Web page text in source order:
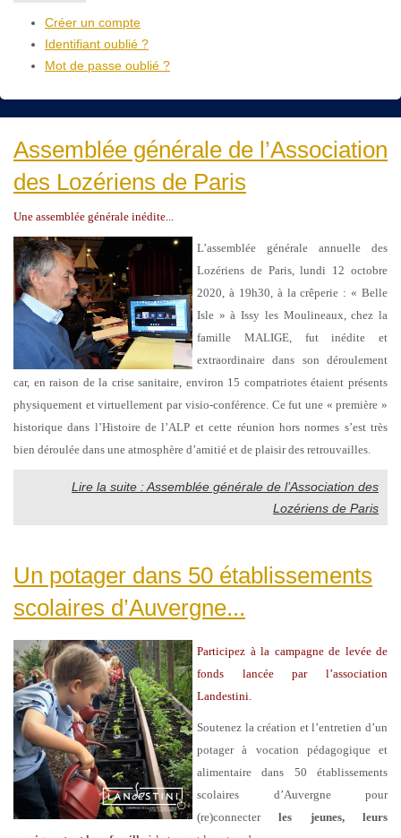
Créer un compte
Identifiant oublié ?
Mot de passe oublié ?
Assemblée générale de l’Association
des Lozériens de Paris
Une assemblée générale inédite...
L’assemblée générale annuelle des
Lozériens de Paris, lundi 12 octobre
2020, à 19h30, à la crêperie : « Belle
Isle » à Issy les Moulineaux, chez la
famille MALIGE, fut inédite et
extraordinaire dans son déroulement
car, en raison de la crise sanitaire, environ 15 compatriotes étaient présents
physiquement et virtuellement par visio-conférence. Ce fut une « première »
historique dans l’Histoire de l’ALP et cette réunion hors normes s’est très
bien déroulée dans une atmosphère d’amitié et de plaisir des retrouvailles.
Lire la suite : Assemblée générale de l’Association des
Lozériens de Paris
Un potager dans 50 établissements
scolaires d’Auvergne...
Participez à la campagne de levée de
fonds lancée par l’association
Landestini.
Soutenez la création et l’entretien d’un
potager à vocation pédagogique et
alimentaire dans 50 établissements
scolaires d’Auvergne pour
(re)connecterles jeunes, leurs